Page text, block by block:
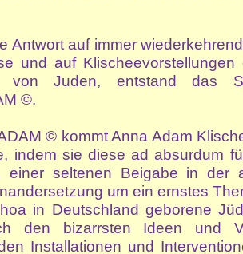
Antwort auf immer
und auf Klischeevorstellungen
von Juden, entstand das
©.
© kommt Anna Adam
indem sie diese ad absurdum
einer seltenen Beigabe in der
um ein ernstes
in Deutschland geborene
den bizarrsten Ideen und
Installationen und